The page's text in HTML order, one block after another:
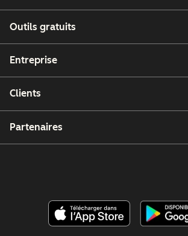
Outils gratuits
Entreprise
Clients
Partenaires